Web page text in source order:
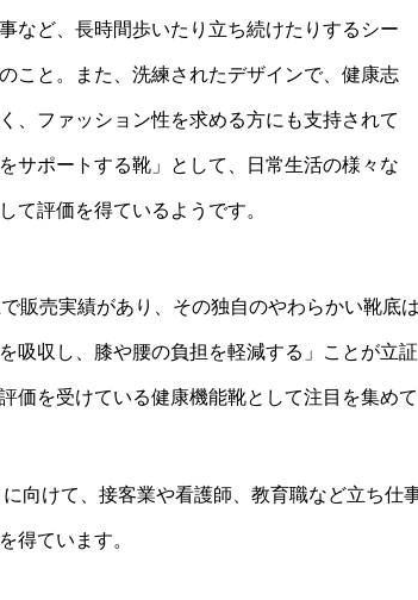
など、長時間歩いたり立ち続けたりするシー
こと。また、洗練されたデザインで、健康志
、ファッション性を求める方にも支持されて
サポートする靴」として、日常生活の様々な
て評価を得ているようです。
販売実績があり、その独自のやわらかい靴底
吸収し、膝や腰の負担を軽減する」ことが立
価を受けている健康機能靴として注目を集めて
向けて、接客業や看護師、教育職など立ち仕
得ています。